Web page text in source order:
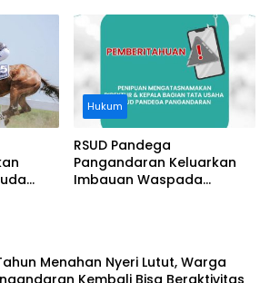
Pantai
Hukum
RSUD Pandega
Pangandaran Keluarkan
Imbauan Waspada
Menahan Nyeri Lutut, Warga
Kembali Bisa Beraktivitas